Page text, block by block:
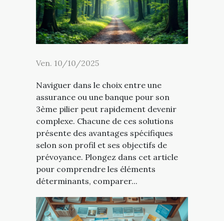
Ven. 10/10/2025
Naviguer dans le choix entre une
assurance ou une banque pour son
3ème pilier peut rapidement devenir
complexe. Chacune de ces solutions
présente des avantages spécifiques
selon son profil et ses objectifs de
prévoyance. Plongez dans cet article
pour comprendre les éléments
déterminants, comparer...